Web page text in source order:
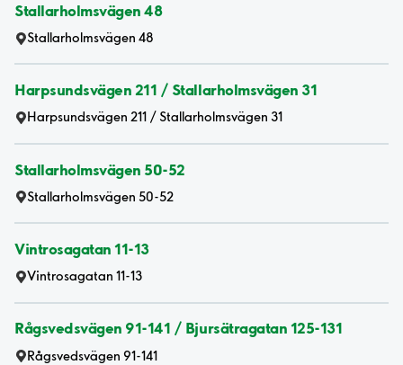
Stallarholmsvägen 48
Stallarholmsvägen 48
Harpsundsvägen 211 / Stallarholmsvägen 31
Harpsundsvägen 211 / Stallarholmsvägen 31
Stallarholmsvägen 50-52
Stallarholmsvägen 50-52
Vintrosagatan 11-13
Vintrosagatan 11-13
Rågsvedsvägen 91-141 / Bjursätragatan 125-131
Rågsvedsvägen 91-141